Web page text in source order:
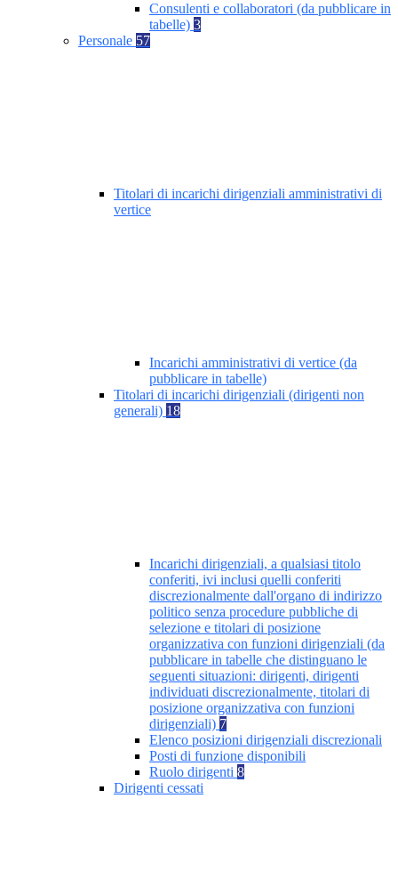
Consulenti e collaboratori (da pubblicare in
tabelle) 3
Personale 57
Titolari di incarichi dirigenziali amministrativi di
vertice
Incarichi amministrativi di vertice (da
pubblicare in tabelle)
Titolari di incarichi dirigenziali (dirigenti non
generali) 18
Incarichi dirigenziali, a qualsiasi titolo
conferiti, ivi inclusi quelli conferiti
discrezionalmente dall'organo di indirizzo
politico senza procedure pubbliche di
selezione e titolari di posizione
organizzativa con funzioni dirigenziali (da
pubblicare in tabelle che distinguano le
seguenti situazioni: dirigenti, dirigenti
individuati discrezionalmente, titolari di
posizione organizzativa con funzioni
dirigenziali) 7
Elenco posizioni dirigenziali discrezionali
Posti di funzione disponibili
Ruolo dirigenti 8
Dirigenti cessati